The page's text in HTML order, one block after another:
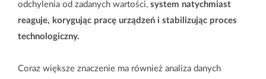
odchylenia od zadanych wartości, system natychmiast
reaguje, korygując pracę urządzeń i stabilizując proces
technologiczny.
Coraz większe znaczenie ma również analiza danych